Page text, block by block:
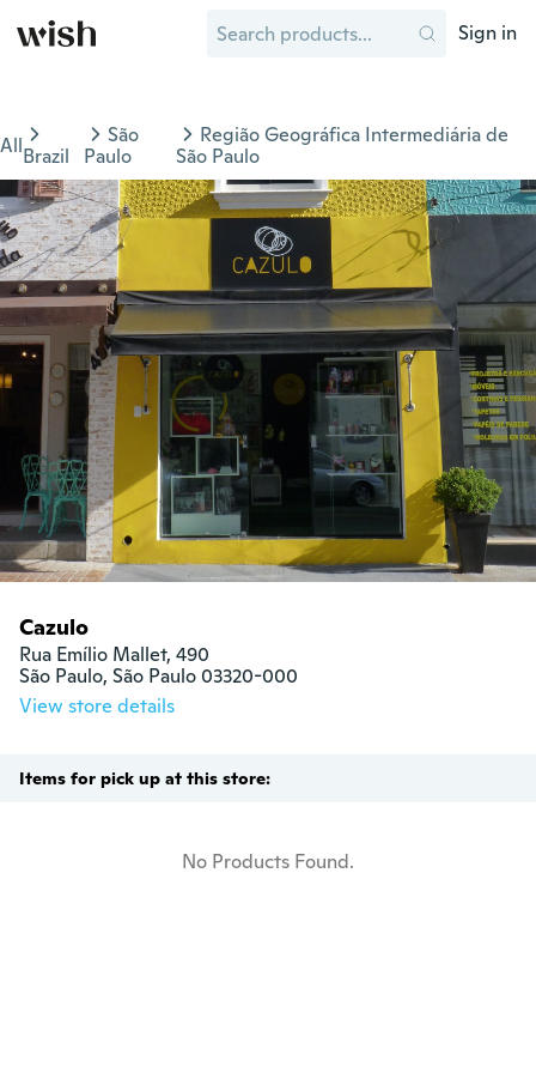
Sign in
AllBrazil
São
Paulo
Região Geográfica Intermediária de
São Paulo
Cazulo
Rua Emílio Mallet, 490
São Paulo, São Paulo 03320-000
View store details
Items for pick up at this store:
No Products Found.